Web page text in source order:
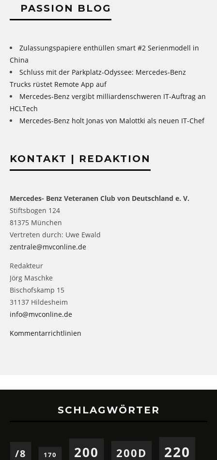
PASSION BLOG
Zulassungspapiere enthüllen smart #2 Serienmodell in
China
Schluss mit der Parkplatz-Odyssee: Mercedes-Benz
Trucks rüstet Remote App auf
Mercedes-Benz vergibt milliardenschweren IT-Auftrag an
HCLTech
Mercedes-Benz holt Jonas von Malottki als neuen IT-Chef
KONTAKT | REDAKTION
Mercedes- Benz Veteranen Club von Deutschland e. V.
Stiftsbogen 124
81375 München
Vertreten durch: Uwe Ewald
zentrale@mvconline.de
Redakteur
Jörg Maschke
Bischofskamp 15
31137 Hildesheim
info@mvconline.de
Kommentarrichtlinien
SCHLAGWÖRTER
/8 170 200 200D 220